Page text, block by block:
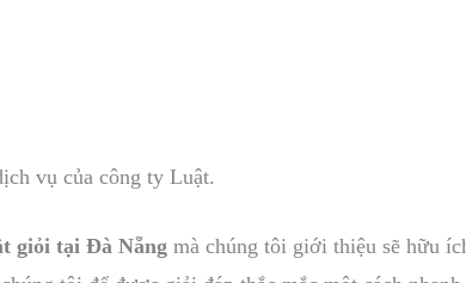
vụ của công ty Luật.
giỏi tại Đà Nẵngmà chúng tôi giới thiệu sẽ hữu